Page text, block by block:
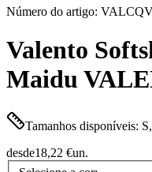
Número do artigo:
Valento
Maidu
Tamanhos disponíveis:
desde18,22 €un.